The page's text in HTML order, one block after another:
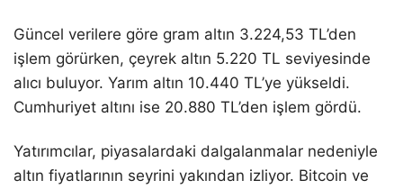
Güncel verilere göre gram altın 3.224,53 TL’den
işlem görürken, çeyrek altın 5.220 TL seviyesinde
alıcı buluyor. Yarım altın 10.440 TL’ye yükseldi.
Cumhuriyet altını ise 20.880 TL’den işlem gördü.
Yatırımcılar, piyasalardaki dalgalanmalar nedeniyle
altın fiyatlarının seyrini yakından izliyor. Bitcoin ve